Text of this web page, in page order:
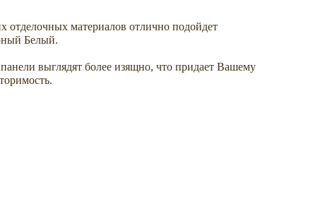
отделочных материалов отлично подойдет
Белый.
выглядят более изящно, что придает Вашему